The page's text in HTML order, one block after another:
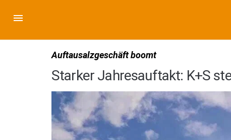
Auftausalzgeschäft boomt
Starker Jahresauftakt: K+S